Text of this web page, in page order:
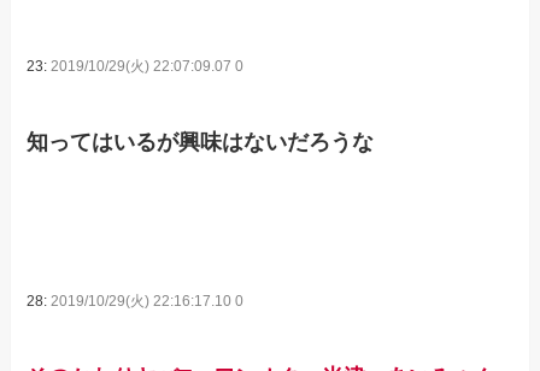
23:2019/10/29(火) 22:07:09.07 0
知ってはいるが興味はないだろうな
28:2019/10/29(火) 22:16:17.10 0